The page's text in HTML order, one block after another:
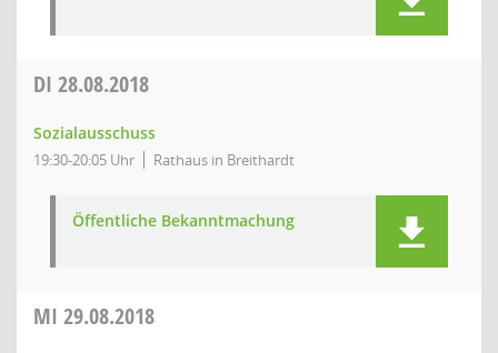
DI 28.08.2018
Sozialausschuss
19:30-20:05 Uhr Rathaus in Breithardt
Öffentliche Bekanntmachung
MI 29.08.2018